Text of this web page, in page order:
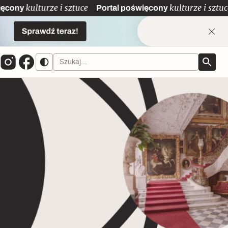
kulturze i sztuce Portal poświęconykulturze i sztuce
Dolnośląski Indiana Jones
Kuchnia w Ostromecku: puder z
jarmużu, zupa z krwi